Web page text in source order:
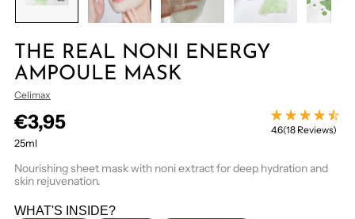
THE REAL NONI ENERGY
AMPOULE MASK
Celimax
Regular
price
€3,95 4.6(18 Reviews)
25ml
Nourishing sheet mask with noni extract for deep hydration and
skin rejuvenation.
WHAT'S INSIDE?